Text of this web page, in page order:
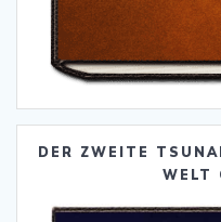
DER ZWEITE
WELT